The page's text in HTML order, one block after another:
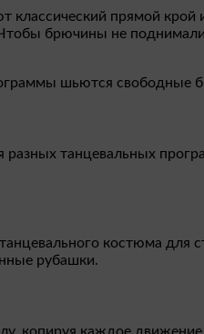
прямой
брючины не
шьются свободные
танцевальных
костюма для
рубашки.